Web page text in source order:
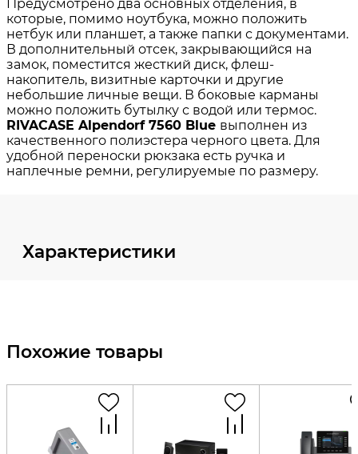
Характеристики
Похожие товары